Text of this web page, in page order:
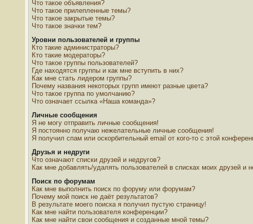
Что такое объявления?
Что такое прилепленные темы?
Что такое закрытые темы?
Что такое значки тем?
Уровни пользователей и группы
Кто такие администраторы?
Кто такие модераторы?
Что такое группы пользователей?
Где находятся группы и как мне вступить в них?
Как мне стать лидером группы?
Почему названия некоторых групп имеют разные цвета?
Что такое группа по умолчанию?
Что означает ссылка «Наша команда»?
Личные сообщения
Я не могу отправить личные сообщения!
Я постоянно получаю нежелательные личные сообщения!
Я получил спам или оскорбительный email от кого-то с этой
Друзья и недруги
Что означают списки друзей и недругов?
Как мне добавлять/удалять пользователей в списках моих друзей и
Поиск по форумам
Как мне выполнить поиск по форуму или форумам?
Почему мой поиск не даёт результатов?
В результате моего поиска я получил пустую страницу!
Как мне найти пользователя конференции?
Как мне найти свои сообщения и созданные мной темы?